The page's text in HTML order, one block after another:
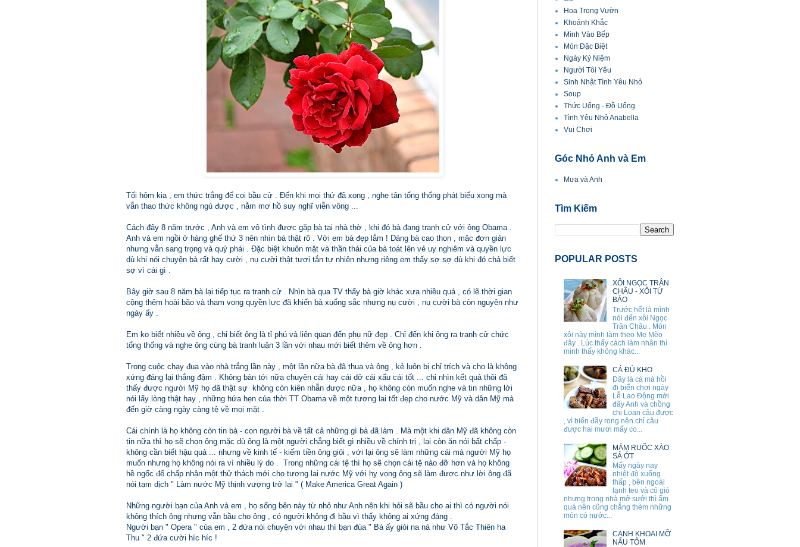
Tối hôm kia , em thức trắng để coi bầu cử . Đến khi mọi thứ đã xong , nghe tân tổng thống phát biểu xong mà
vẫn thao thức không ngủ được , nằm mơ hồ suy nghĩ viễn vông ...
Cách đây 8 năm trước , Anh và em vô tình được gặp bà tại nhà thờ , khi đó bà đang tranh cử với ông Obama .
Anh và em ngồi ở hàng ghế thứ 3 nên nhìn bà thật rõ . Với em bà đẹp lắm ! Dáng bà cao thon , mặc đơn giản
nhưng vẫn sang trọng và quý phái . Đặc biệt khuôn mặt và thần thái của bà toát lên vẻ uy nghiêm và quyền lực
dù khi nói chuyện bà rất hay cười , nụ cười thật tươi tắn tự nhiên nhưng riêng em thấy sợ sợ dù khi đó chả biết
sợ vì cái gì .
Bây giờ sau 8 năm bà lại tiếp tục ra tranh cử . Nhìn bà qua TV thấy bà giờ khác xưa nhiều quá , có lẽ thời gian
cộng thêm hoài bão và tham vọng quyền lực đã khiến bà xuống sắc nhưng nụ cười , nụ cười bà còn nguyên như
ngày ấy .
Em ko biết nhiều về ông , chỉ biết ông là tỉ phú và liên quan đến phụ nữ đẹp . Chỉ đến khi ông ra tranh cử chức
tổng thống và nghe ông cùng bà tranh luận 3 lần với nhau mới biết thêm về ông hơn .
Trong cuộc chạy đua vào nhà trắng lần này , một lần nữa bà đã thua và ông , kẻ luôn bị chỉ trích và cho là không
xứng đáng lại thắng đậm . Không bàn tới nữa chuyện cái hay cái dở cái xấu cái tốt ... chỉ nhìn kết quả thôi đã
thấy được người Mỹ họ đã thật sự không còn kiên nhẫn được nữa , họ không còn muốn nghe và tin những lời
nói lấy lòng thật hay , những hứa hẹn của thời TT Obama về một tương lai tốt đẹp cho nước Mỹ và dân Mỹ mà
đến giờ càng ngày càng tệ về mọi mặt .
Cái chính là họ không còn tin bà - con người bà về tất cả những gì bà đã làm . Mà một khi dân Mỹ đã không còn
tin nữa thì họ sẽ chọn ông mặc dù ông là một người chẳng biết gì nhiều về chính trị , lại còn ăn nói bất chấp -
không cần biết hậu quả ... nhưng về kinh tế - kiếm tiền ông giỏi , với lại ông sẽ làm những cái mà người Mỹ họ
muốn nhưng họ không nói ra vì nhiều lý do . Trong những cái tệ thì họ sẽ chọn cái tệ nào đỡ hơn và họ không
hề ngốc để chấp nhận một thử thách mới cho tương lai nước Mỹ với hy vọng ông sẽ làm được như lời ông đã
nói tạm dịch " Làm nước Mỹ thịnh vượng trở lại " ( Make America Great Again )
Những người bạn của Anh và em , họ sống bên này từ nhỏ như Anh nên khi hỏi sẽ bầu cho ai thì có người nói
không thích ông nhưng vẫn bầu cho ông , có người không đi bầu vì thấy không ai xứng đáng .
Người bạn " Opera " của em , 2 đứa nói chuyện với nhau thì bạn đùa " Bà ấy giỏi na ná như Võ Tắc Thiên ha
Thu " 2 đứa cười híc híc !
Hoa Trong Vườn
Khoảnh Khắc
Mình Vào Bếp
Món Đặc Biệt
Ngày Kỷ Niệm
Người Tôi Yêu
Sinh Nhật Tình Yêu Nhỏ
Soup
Thức Uống - Đồ Uống
Tình Yêu Nhỏ Anabella
Vui Chơi
Góc Nhỏ Anh và Em
Mưa và Anh
Tìm Kiếm
POPULAR POSTS
XÔI NGỌC TRÂN
CHÂU - XÔI TỨ
BẢO
Trước hết là mình
nói đến xôi Ngọc
Trân Châu . Món
xôi này mình làm theo Mẹ Mèo
đây . Lúc thấy cách làm nhân thì
mình thấy không khác...
CÁ ĐÙ KHO
Đây là cá mà hồi
đi biển chơi ngày
Lễ Lao Động mới
đây Anh và chồng
chị Loan câu được
, vì biển đầy rong nên chỉ câu
được hai mươi mấy co...
MẮM RUỐC XÀO
SẢ ỚT
Mấy ngày nay
nhiệt độ xuống
thấp , bên ngoài
lạnh teo và có gió
nhưng trong nhà mở sưởi thì ấm
quá nên cũng chẳng thèm những
món có nước...
CANH KHOAI MỠ
NẤU TÔM